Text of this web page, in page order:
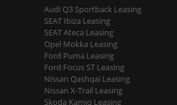
Audi Q3 Sportback Leasing
SEAT Ibiza Leasing
SEAT Ateca Leasing
Opel Mokka Leasing
Ford Puma Leasing
Ford Focus ST Leasing
Nissan Qashqai Leasing
Nissan X-Trail Leasing
Skoda Kamiq Leasing